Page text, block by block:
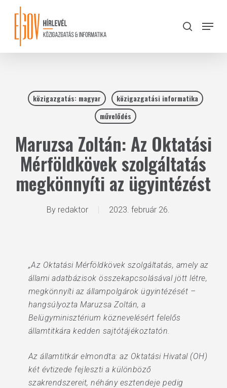
content
search
Menu
közigazgatás: magyar
közigazgatási informatika
művelődés
Maruzsa Zoltán: Az Oktatási
Mérföldkövek szolgáltatás
megkönnyíti az ügyintézést
By redaktor 2023. február 26.
„Az Oktatási Mérföldkövek szolgáltatás, amely az
állami adatbázisok összekapcsolásával jött létre,
megkönnyíti az állampolgárok ügyintézését –
hangsúlyozta Maruzsa Zoltán, a
Belügyminisztérium köznevelésért felelős
államtitkára kedden sajtótájékoztatón.
Az államtitkár elmondta: az Oktatási Hivatal (OH)
két évtizede fejleszti a különböző
szakrendszereit, néhány esztendeje pedig
Close